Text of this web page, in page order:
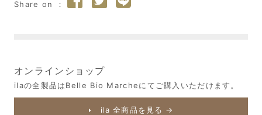
オンラインショップ
ilaの全製品はBelle Bio Marcheにてご購入いただけます。
ila 全商品を見る →